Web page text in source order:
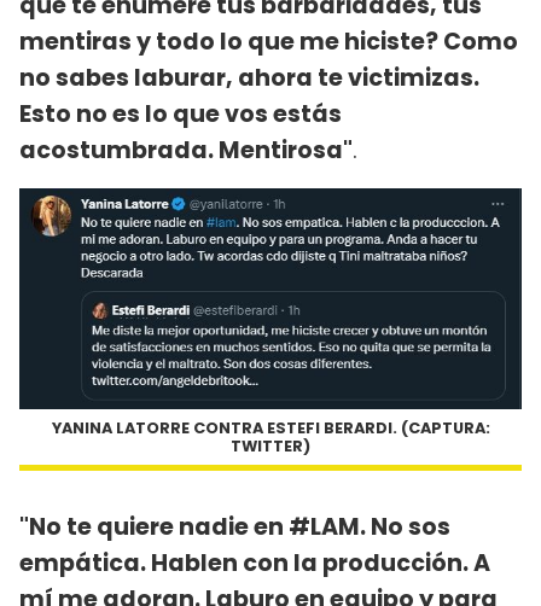
mentiras y todo lo que me hiciste? Como
no sabes laburar, ahora te victimizas.
Esto no es lo que vos estás
acostumbrada. Mentirosa".
YANINA LATORRE CONTRA ESTEFI BERARDI. (CAPTURA:
TWITTER)
"No te quiere nadie en #LAM. No sos
empática. Hablen con la producción. A